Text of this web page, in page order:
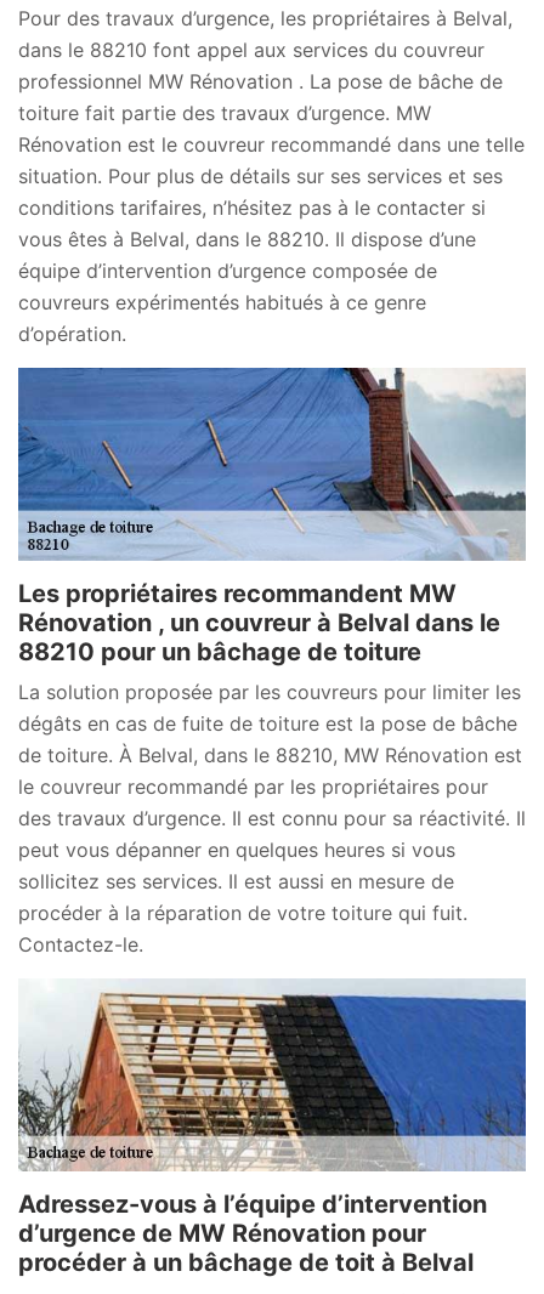
Pour des travaux d’urgence, les propriétaires à Belval,
dans le 88210 font appel aux services du couvreur
professionnel MW Rénovation . La pose de bâche de
toiture fait partie des travaux d’urgence. MW
Rénovation est le couvreur recommandé dans une telle
situation. Pour plus de détails sur ses services et ses
conditions tarifaires, n’hésitez pas à le contacter si
vous êtes à Belval, dans le 88210. Il dispose d’une
équipe d’intervention d’urgence composée de
couvreurs expérimentés habitués à ce genre
d’opération.
Les propriétaires recommandent MW
Rénovation , un couvreur à Belval dans le
88210 pour un bâchage de toiture
La solution proposée par les couvreurs pour limiter les
dégâts en cas de fuite de toiture est la pose de bâche
de toiture. À Belval, dans le 88210, MW Rénovation est
le couvreur recommandé par les propriétaires pour
des travaux d’urgence. Il est connu pour sa réactivité. Il
peut vous dépanner en quelques heures si vous
sollicitez ses services. Il est aussi en mesure de
procéder à la réparation de votre toiture qui fuit.
Contactez-le.
Adressez-vous à l’équipe d’intervention
d’urgence de MW Rénovation pour
procéder à un bâchage de toit à Belval